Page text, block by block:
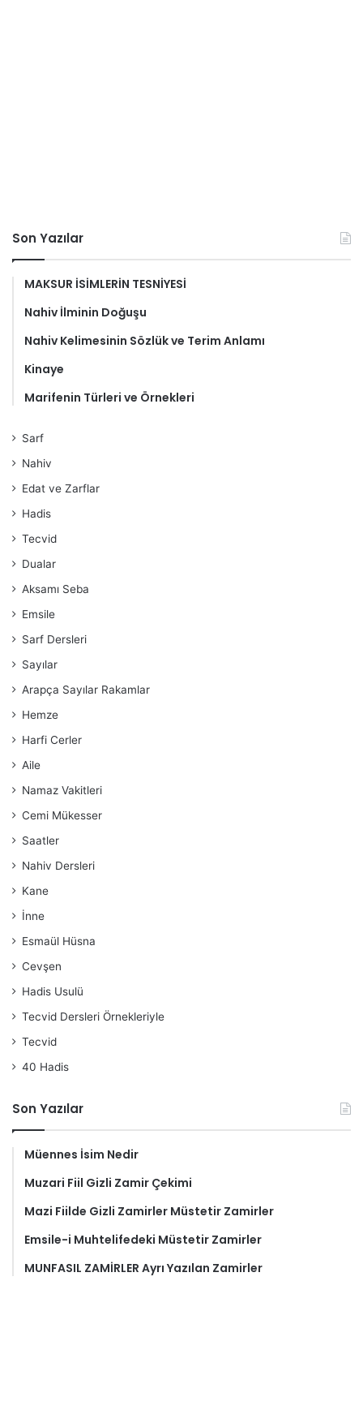
Son Yazılar
MAKSUR İSİMLERİN TESNİYESİ
Nahiv İlminin Doğuşu
Nahiv Kelimesinin Sözlük ve Terim Anlamı
Kinaye
Marifenin Türleri ve Örnekleri
Sarf
Nahiv
Edat ve Zarflar
Hadis
Tecvid
Dualar
Aksamı Seba
Emsile
Sarf Dersleri
Sayılar
Arapça Sayılar Rakamlar
Hemze
Harfi Cerler
Aile
Namaz Vakitleri
Cemi Mükesser
Saatler
Nahiv Dersleri
Kane
İnne
Esmaül Hüsna
Cevşen
Hadis Usulü
Tecvid Dersleri Örnekleriyle
Tecvid
40 Hadis
Son Yazılar
Müennes İsim Nedir
Muzari Fiil Gizli Zamir Çekimi
Mazi Fiilde Gizli Zamirler Müstetir Zamirler
Emsile-i Muhtelifedeki Müstetir Zamirler
MUNFASIL ZAMİRLER Ayrı Yazılan Zamirler